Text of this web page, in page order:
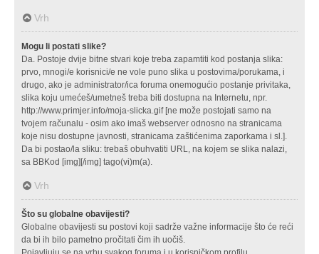
Vrh
Mogu li postati slike?
Da. Postoje dvije bitne stvari koje treba zapamtiti kod postanja slika:
prvo, mnogi/e korisnici/e ne vole puno slika u postovima/porukama, i
drugo, ako je administrator/ica foruma onemogućio postanje privitaka,
slika koju umećeš/umetneš treba biti dostupna na Internetu, npr.
http://www.primjer.info/moja-slicka.gif [ne može postojati samo na
tvojem računalu - osim ako imaš webserver odnosno na stranicama
koje nisu dostupne javnosti, stranicama zaštićenima zaporkama i sl.].
Da bi postao/la sliku: trebaš obuhvatiti URL, na kojem se slika nalazi,
sa BBKod [img][/img] tago(vi)m(a).
Vrh
Što su globalne obavijesti?
Globalne obavijesti su postovi koji sadrže važne informacije što će reći
da bi ih bilo pametno pročitati čim ih uočiš.